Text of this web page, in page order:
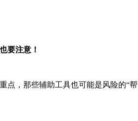
要注意！
点，那些辅助工具也可能是风险的“